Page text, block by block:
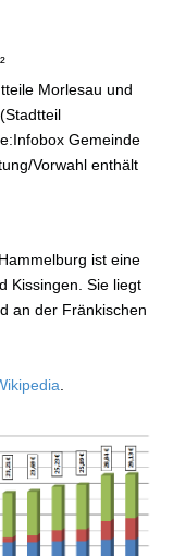
Morlesau und
Gemeinde
Vorwahl enthält
Hammelburg ist eine
Kissingen. Sie liegt
an der Fränkischen